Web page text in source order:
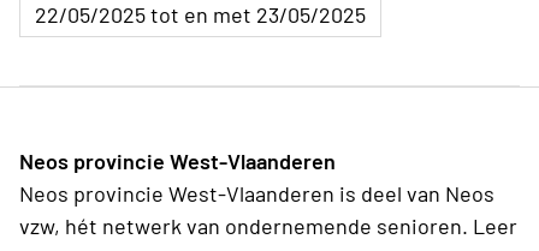
22/05/2025 tot en met 23/05/2025
Neos provincie West-Vlaanderen
Neos provincie West-Vlaanderen is deel van Neos
vzw, hét netwerk van ondernemende senioren. Leer